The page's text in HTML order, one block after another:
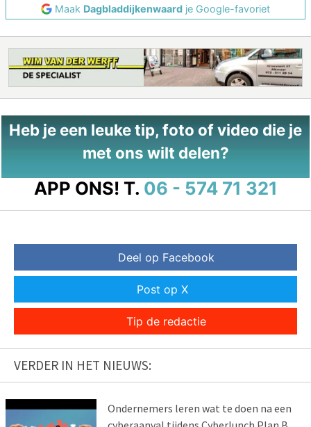
Maak Dagbladdijkenwaard je Google-favoriet
Heb je een leuke tip, foto of video die je
met ons wilt delen?
APP ONS! T. 06 - 574 71 321
Deel op Facebook
Post op X
Tip de redactie
VERDER IN HET NIEUWS:
Ondernemers leren wat te doen na een